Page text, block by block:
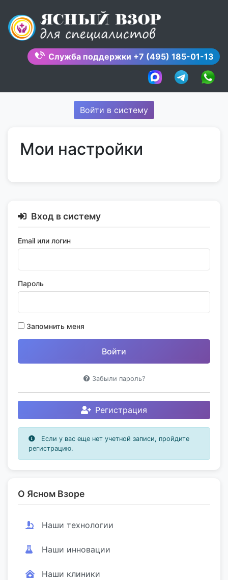
content
Служба поддержки +7 (495) 185-01-13
Войти в систему
Вход в систему
Email или логин
Пароль
Запомнить меня
Забыли пароль?
Регистрация
Если у вас еще нет учетной записи, пройдите
регистрацию.
О Ясном Взоре
Наши технологии
Наши инновации
Наши клиники
Мои настройки